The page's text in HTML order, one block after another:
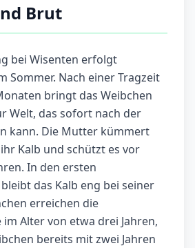
Brut
bei Wisenten erfolgt
Sommer. Nach einer Tragzeit
bringt das Weibchen
Welt, das sofort nach der
kann. Die Mutter kümmert
Kalb und schützt es vor
In den ersten
das Kalb eng bei seiner
erreichen die
Alter von etwa drei Jahren,
bereits mit zwei Jahren